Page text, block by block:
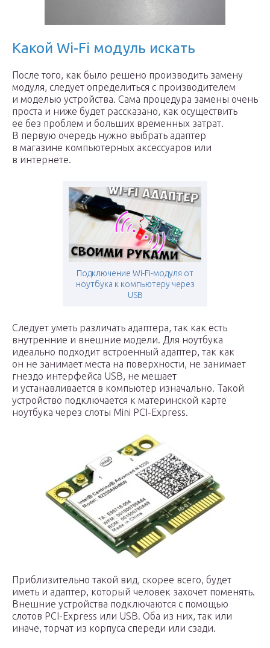
Какой Wi-Fi модуль искать
После того, как было решено производить замену
модуля, следует определиться с производителем
и моделью устройства. Сама процедура замены очень
проста и ниже будет рассказано, как осуществить
ее без проблем и больших временных затрат.
В первую очередь нужно выбрать адаптер
в магазине компьютерных аксессуаров или
в интернете.
Подключение Wi-Fi-модуля от
ноутбука к компьютеру через
USB
Следует уметь различать адаптера, так как есть
внутренние и внешние модели. Для ноутбука
идеально подходит встроенный адаптер, так как
он не занимает места на поверхности, не занимает
гнездо интерфейса USB, не мешает
и устанавливается в компьютер изначально. Такой
устройство подключается к материнской карте
ноутбука через слоты Mini PCI-Express.
Приблизительно такой вид, скорее всего, будет
иметь и адаптер, который человек захочет поменять.
Внешние устройства подключаются с помощью
слотов PCI-Express или USB. Оба из них, так или
иначе, торчат из корпуса спереди или сзади.